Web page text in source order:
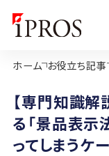
ホーム お役立ち記事
【専門知識
る「景品表示
ってしまうケ